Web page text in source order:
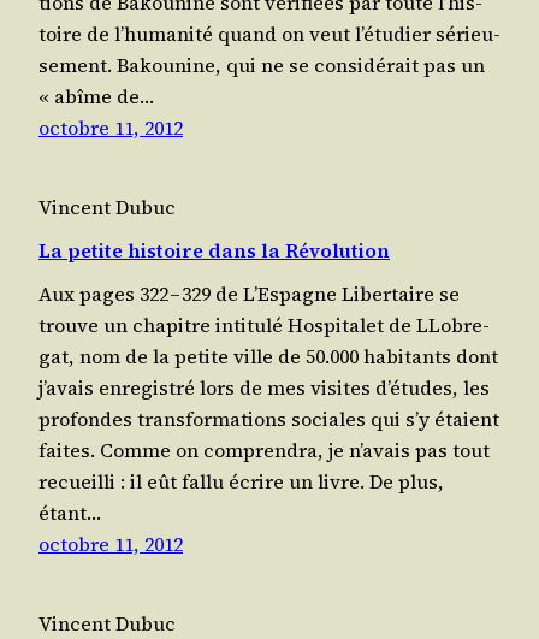
toire de l’hu­ma­ni­té quand on veut l’é­tu­dier sérieu­
se­ment. Bakou­nine, qui ne se consi­dé­rait pas un
« abîme de…
octobre 11, 2012
Vincent Dubuc
La petite histoire dans la Révolution
Aux pages 322 – 329 de L’Es­pagne Liber­taire se
trouve un cha­pitre inti­tu­lé Hos­pi­ta­let de LLo­bre­
gat, nom de la petite ville de 50.000 habi­tants dont
j’a­vais enre­gis­tré lors de mes visites d’é­tudes, les
pro­fondes trans­for­ma­tions sociales qui s’y étaient
faites. Comme on com­pren­dra, je n’a­vais pas tout
recueilli : il eût fal­lu écrire un livre. De plus,
étant…
octobre 11, 2012
Vincent Dubuc